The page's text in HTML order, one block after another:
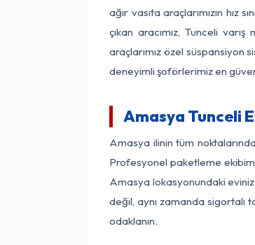
ağır vasıta araçlarımızın
çıkan aracımız, Tunceli
araçlarımız özel süspansiyon
deneyimli şoförlerimiz en
Amasya Tunceli
Amasya ilinin tüm
Profesyonel paketleme
Amasya lokasyonundaki
değil, aynı zamanda sigortalı
odaklanın.